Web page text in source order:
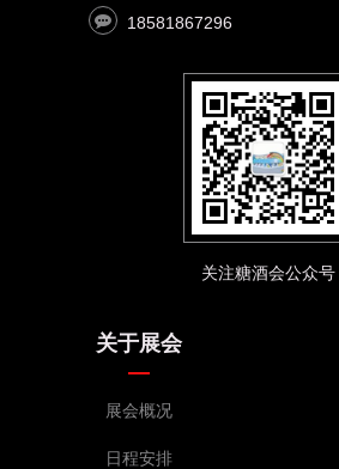
渭南速立成商贸有限公司
涿州市坤博商贸有限公司
兴平市信义商贸有限责任公司
宝鸡市久隆达商贸有限责任公司
河北弦笛商贸有限公司
东莞市伟盛饮料有限公司
德州湘朵商贸有限公司
河北渠道采购团
吉林渠道采购团
18581867296
关注糖酒会公众号
关于展会
展会概况
日程安排